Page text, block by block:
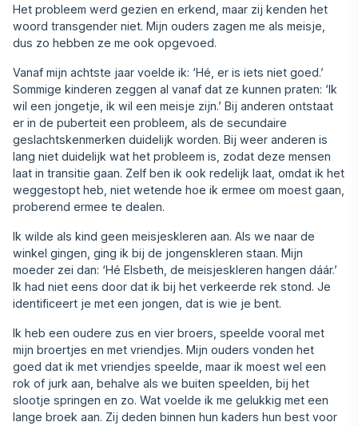
Het probleem werd gezien en erkend, maar zij kenden het
woord transgender niet. Mijn ouders zagen me als meisje,
dus zo hebben ze me ook opgevoed.
Vanaf mijn achtste jaar voelde ik: ‘Hé, er is iets niet goed.’
Sommige kinderen zeggen al vanaf dat ze kunnen praten: ‘Ik
wil een jongetje, ik wil een meisje zijn.’ Bij anderen ontstaat
er in de puberteit een probleem, als de secundaire
geslachtskenmerken duidelijk worden. Bij weer anderen is
lang niet duidelijk wat het probleem is, zodat deze mensen
laat in transitie gaan. Zelf ben ik ook redelijk laat, omdat ik het
weggestopt heb, niet wetende hoe ik ermee om moest gaan,
proberend ermee te dealen.
Ik wilde als kind geen meisjeskleren aan. Als we naar de
winkel gingen, ging ik bij de jongenskleren staan. Mijn
moeder zei dan: ‘Hé Elsbeth, de meisjeskleren hangen dáár.’
Ik had niet eens door dat ik bij het verkeerde rek stond. Je
identificeert je met een jongen, dat is wie je bent.
Ik heb een oudere zus en vier broers, speelde vooral met
mijn broertjes en met vriendjes. Mijn ouders vonden het
goed dat ik met vriendjes speelde, maar ik moest wel een
rok of jurk aan, behalve als we buiten speelden, bij het
slootje springen en zo. Wat voelde ik me gelukkig met een
lange broek aan. Zij deden binnen hun kaders hun best voor